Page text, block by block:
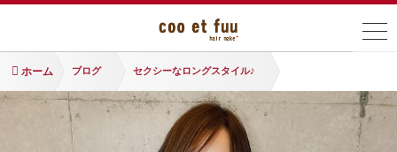
ホーム ブログ セクシーなロングスタイル♪